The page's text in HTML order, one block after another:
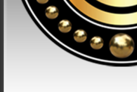
FESYEN
WANITA(0)